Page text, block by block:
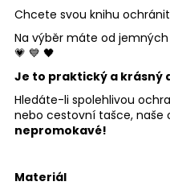
Chcete svou knihu
Na výběr máte od
💗 💙 🖤
Je to praktický a krásný
Hledáte-li spolehlivou
nebo cestovní tašce, naše
nepromokavé!
Materiál